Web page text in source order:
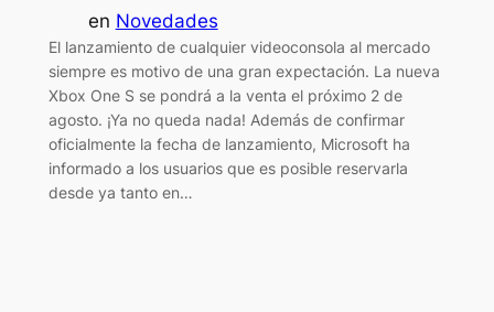
en Novedades
El lanzamiento de cualquier videoconsola al mercado
siempre es motivo de una gran expectación. La nueva
Xbox One S se pondrá a la venta el próximo 2 de
agosto. ¡Ya no queda nada! Además de confirmar
oficialmente la fecha de lanzamiento, Microsoft ha
informado a los usuarios que es posible reservarla
desde ya tanto en…